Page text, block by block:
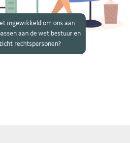
ingewikkeld om ons aan
aan de wet bestuur en
rechtspersonen?